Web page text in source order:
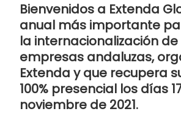
Bienvenidos a Extenda
anual más importante
la internacionalización de
empresas andaluzas,
Extenda y que recupera
100% presencial los días
noviembre de 2021.